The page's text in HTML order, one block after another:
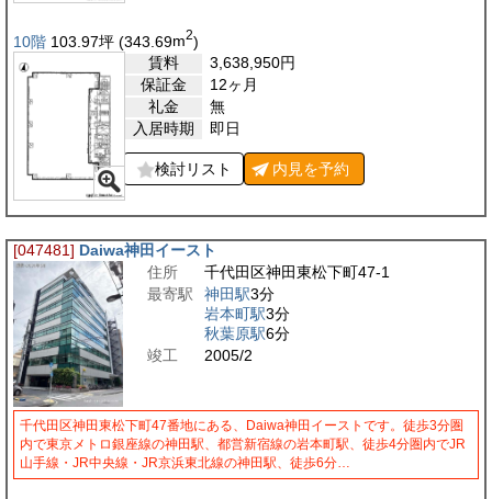
10階 103.97坪 (343.69m2)
賃料
3,638,950円
保証金
12ヶ月
礼金
無
入居時期
即日
検討リスト 内見を予約
[047481] Daiwa神田イースト
住所
千代田区神田東松下町47-1
最寄駅
神田駅3分
岩本町駅3分
秋葉原駅6分
竣工
2005/2
千代田区神田東松下町47番地にある、Daiwa神田イーストです。徒歩3分圏
内で東京メトロ銀座線の神田駅、都営新宿線の岩本町駅、徒歩4分圏内でJR
山手線・JR中央線・JR京浜東北線の神田駅、徒歩6分…